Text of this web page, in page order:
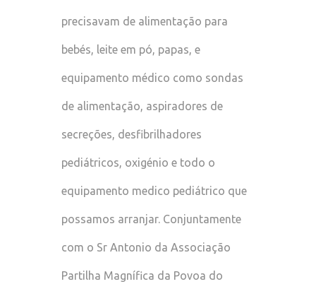
precisavam de alimentação para
bebés, leite em pó, papas, e
equipamento médico como sondas
de alimentação, aspiradores de
secreções, desfibrilhadores
pediátricos, oxigénio e todo o
equipamento medico pediátrico que
possamos arranjar. Conjuntamente
com o Sr Antonio da Associação
Partilha Magnífica da Povoa do